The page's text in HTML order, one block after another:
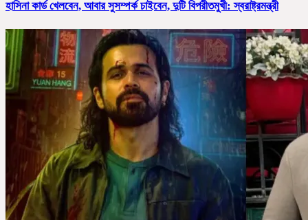
হাসিনা কার্ড খেলবেন, আবার সুসম্পর্ক চাইবেন, দুটি বিপরীতমুখী: স্বরাষ্ট্রমন্ত্রী